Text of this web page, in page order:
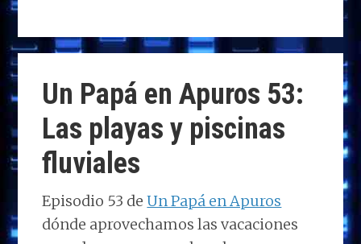
to
d
o
n
ce
b
o
o
k
k
e
dI
n
at
s
A
p
p
e
g
ra
m
m
p
ar
ti
r
Un Papá en Apuros 53:
Las playas y piscinas
fluviales
Episodio 53 deUn Papá en Apuros
dónde aprovechamos las vacaciones